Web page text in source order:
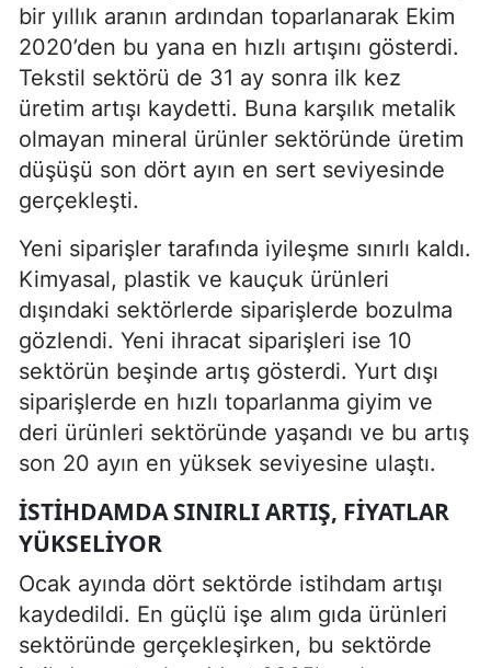
bir yıllık aranın ardından toparlanarak Ekim
2020’den bu yana en hızlı artışını gösterdi.
Tekstil sektörü de 31 ay sonra ilk kez
üretim artışı kaydetti. Buna karşılık metalik
olmayan mineral ürünler sektöründe üretim
düşüşü son dört ayın en sert seviyesinde
gerçekleşti.
Yeni siparişler tarafında iyileşme sınırlı kaldı.
Kimyasal, plastik ve kauçuk ürünleri
dışındaki sektörlerde siparişlerde bozulma
gözlendi. Yeni ihracat siparişleri ise 10
sektörün beşinde artış gösterdi. Yurt dışı
siparişlerde en hızlı toparlanma giyim ve
deri ürünleri sektöründe yaşandı ve bu artış
son 20 ayın en yüksek seviyesine ulaştı.
İSTIHDAMDA SINIRLI ARTIŞ, FIYATLAR
YÜKSELIYOR
Ocak ayında dört sektörde istihdam artışı
kaydedildi. En güçlü işe alım gıda ürünleri
sektöründe gerçekleşirken, bu sektörde